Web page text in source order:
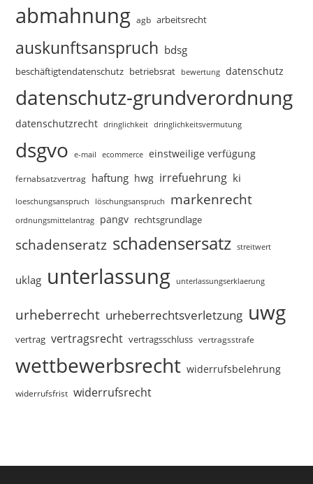
abmahnung agb arbeitsrecht
auskunftsanspruch bdsg
beschäftigtendatenschutz betriebsrat bewertung datenschutz
datenschutz-grundverordnung
datenschutzrecht dringlichkeit dringlichkeitsvermutung
dsgvo e-mail ecommerce einstweilige verfügung
fernabsatzvertrag haftung hwg irrefuehrung ki
loeschungsanspruch löschungsanspruch markenrecht
ordnungsmittelantrag pangv rechtsgrundlage
schadenseratz schadensersatz streitwert
uklag unterlassung unterlassungserklaerung
urheberrecht urheberrechtsverletzung uwg
vertrag vertragsrecht vertragsschluss vertragsstrafe
wettbewerbsrecht widerrufsbelehrung
widerrufsfrist widerrufsrecht